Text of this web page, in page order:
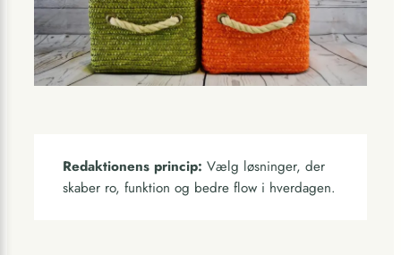
Redaktionens princip: Vælg løsninger, der
skaber ro, funktion og bedre flow i hverdagen.